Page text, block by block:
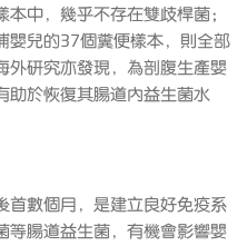
中，幾乎不存在雙歧桿菌；
嬰兒的37個糞便樣本，則全部
外研究亦發現，為剖腹生產嬰
助於恢復其腸道內益生菌水
首數個月，是建立良好免疫系
等腸道益生菌，有機會影響嬰